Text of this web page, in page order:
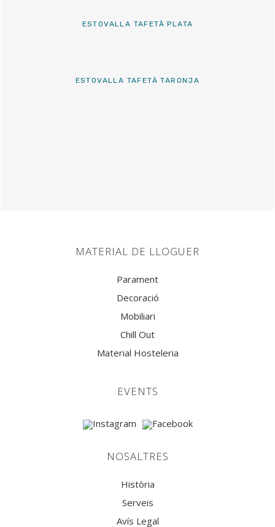
ESTOVALLA TAFETÀ PLATA
ESTOVALLA TAFETÀ TARONJA
MATERIAL DE LLOGUER
Parament
Decoració
Mobiliari
Chill Out
Material Hosteleria
EVENTS
NOSALTRES
Història
Serveis
Avís Legal